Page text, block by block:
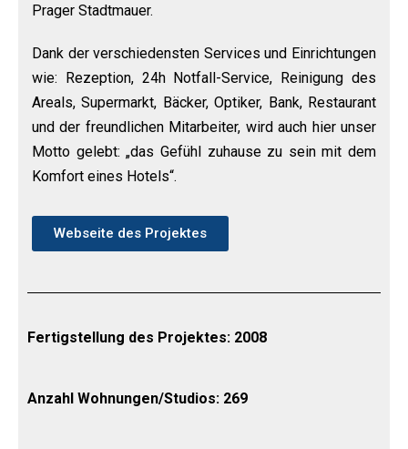
Prager Stadtmauer.
Dank der verschiedensten Services und Einrichtungen
wie: Rezeption, 24h Notfall-Service, Reinigung des
Areals, Supermarkt, Bäcker, Optiker, Bank, Restaurant
und der freundlichen Mitarbeiter, wird auch hier unser
Motto gelebt: „das Gefühl zuhause zu sein mit dem
Komfort eines Hotels“.
Webseite des Projektes
Fertigstellung des Projektes: 2008
Anzahl Wohnungen/Studios: 269